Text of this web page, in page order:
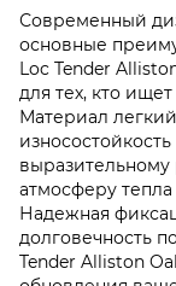
Современный
основные
Loc Tender
для тех, кто
Материал
выразительному
атмосферу
Надежная
долговечность
Tender Alliston